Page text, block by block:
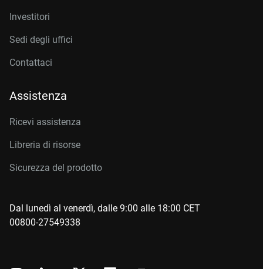
Investitori
Sedi degli uffici
Contattaci
Assistenza
Ricevi assistenza
Libreria di risorse
Sicurezza del prodotto
Dal lunedì al venerdì, dalle 9:00 alle 18:00 CET
00800-27549338